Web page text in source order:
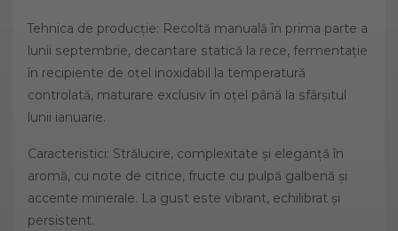
Tehnica de producție: Recoltă manuală în prima parte a
lunii septembrie, decantare statică la rece, fermentație
în recipiente de oțel inoxidabil la temperatură
controlată, maturare exclusiv în oțel până la sfârșitul
lunii ianuarie.
Caracteristici: Strălucire, complexitate și eleganță în
aromă, cu note de citrice, fructe cu pulpă galbenă și
accente minerale. La gust este vibrant, echilibrat și
persistent.